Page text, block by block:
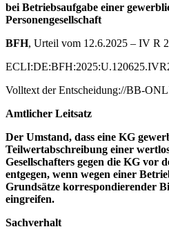
bei Betriebsaufgabe einer
Personengesellschaft
BFH, Urteil vom 12.6.2025 – IV R
Volltext der Entscheidung://BB-
Amtlicher Leitsatz
Der Umstand, dass eine KG
Teilwertabschreibung einer
Gesellschafters gegen die KG vor
entgegen, wenn wegen einer
Grundsätze korrespondierender
eingreifen.
Sachverhalt